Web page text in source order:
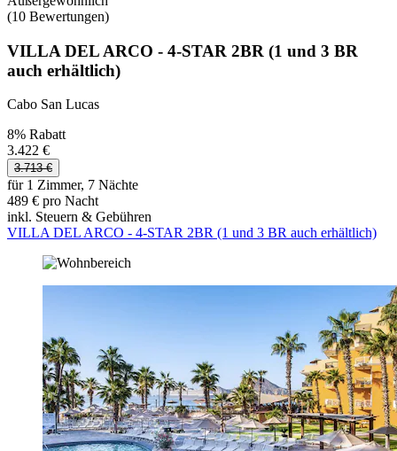
(10 Bewertungen)
VILLA DEL ARCO - 4-STAR 2BR (1 und 3 BR
auch erhältlich)
Cabo San Lucas
8% Rabatt
3.422 €
3.713 €
für 1 Zimmer, 7 Nächte
489 € pro Nacht
inkl. Steuern & Gebühren
VILLA DEL ARCO - 4-STAR 2BR (1 und 3 BR auch erhältlich)